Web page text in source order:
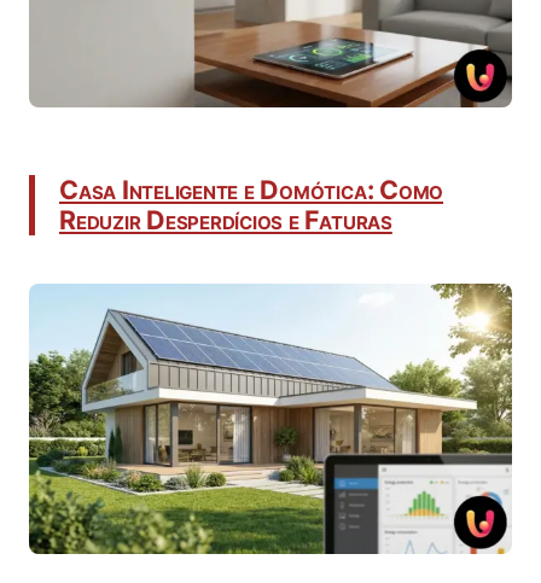
Casa Inteligente e Domótica: Como
Reduzir Desperdícios e Faturas